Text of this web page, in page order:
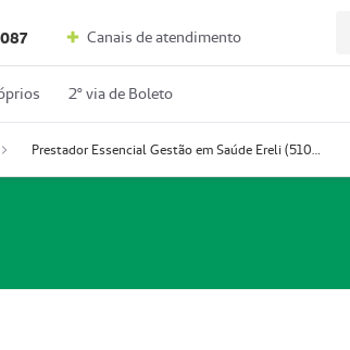
Canais de atendimento
2º via de Boleto
Prestador Essencial Gestão em Saúde Ereli (51004354-7)